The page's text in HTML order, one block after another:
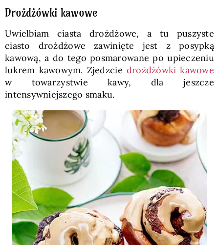
Drożdżówki kawowe
Uwielbiam ciasta drożdżowe, a tu puszyste
ciasto drożdżowe zawinięte jest z posypką
kawową, a do tego posmarowane po upieczeniu
lukrem kawowym. Zjedzcie drożdżówki kawowe
w towarzystwie kawy, dla jeszcze
intensywniejszego smaku.